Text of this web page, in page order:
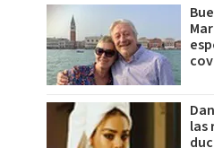
las